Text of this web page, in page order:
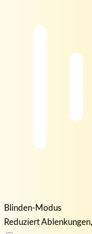
Blinden-Modus
Reduziert